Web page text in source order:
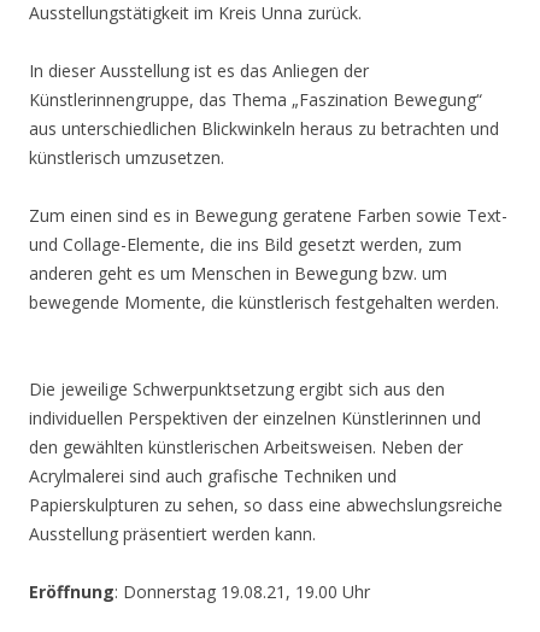
Ausstellungstätigkeit im Kreis Unna zurück.
In dieser Ausstellung ist es das Anliegen der
Künstlerinnengruppe, das Thema „Faszination Bewegung“
aus unterschiedlichen Blickwinkeln heraus zu betrachten und
künstlerisch umzusetzen.
Zum einen sind es in Bewegung geratene Farben sowie Text-
und Collage-Elemente, die ins Bild gesetzt werden, zum
anderen geht es um Menschen in Bewegung bzw. um
bewegende Momente, die künstlerisch festgehalten werden.
Die jeweilige Schwerpunktsetzung ergibt sich aus den
individuellen Perspektiven der einzelnen Künstlerinnen und
den gewählten künstlerischen Arbeitsweisen. Neben der
Acrylmalerei sind auch grafische Techniken und
Papierskulpturen zu sehen, so dass eine abwechslungsreiche
Ausstellung präsentiert werden kann.
Eröffnung: Donnerstag 19.08.21, 19.00 Uhr